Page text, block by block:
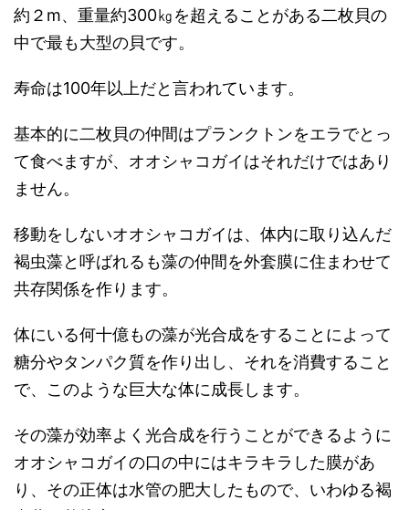
約２m、重量約300㎏を超えることがある二枚貝の
中で最も大型の貝です。
寿命は100年以上だと言われています。
基本的に二枚貝の仲間はプランクトンをエラでとっ
て食べますが、オオシャコガイはそれだけではあり
ません。
移動をしないオオシャコガイは、体内に取り込んだ
褐虫藻と呼ばれるも藻の仲間を外套膜に住まわせて
共存関係を作ります。
体にいる何十億もの藻が光合成をすることによって
糖分やタンパク質を作り出し、それを消費すること
で、このような巨大な体に成長します。
その藻が効率よく光合成を行うことができるように
オオシャコガイの口の中にはキラキラした膜があ
り、その正体は水管の肥大したもので、いわゆる褐